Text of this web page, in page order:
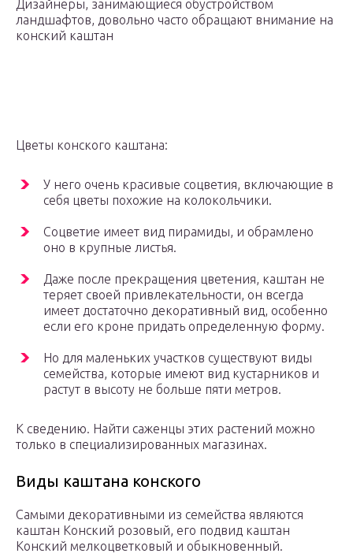
Дизайнеры, занимающиеся обустройством
ландшафтов, довольно часто обращают внимание на
конский каштан
Цветы конского каштана:
У него очень красивые соцветия, включающие в
себя цветы похожие на колокольчики.
Соцветие имеет вид пирамиды, и обрамлено
оно в крупные листья.
Даже после прекращения цветения, каштан не
теряет своей привлекательности, он всегда
имеет достаточно декоративный вид, особенно
если его кроне придать определенную форму.
Но для маленьких участков существуют виды
семейства, которые имеют вид кустарников и
растут в высоту не больше пяти метров.
К сведению. Найти саженцы этих растений можно
только в специализированных магазинах.
Виды каштана конского
Самыми декоративными из семейства являются
каштан Конский розовый, его подвид каштан
Конский мелкоцветковый и обыкновенный.